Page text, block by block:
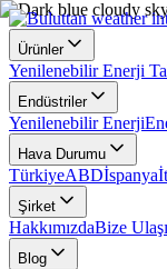
Ürünler
Yenilenebilir Enerji
Endüstriler
Yenilenebilir Enerji
Hava Durumu
TürkiyeABDİspanya
Şirket
HakkımızdaBize
Blog